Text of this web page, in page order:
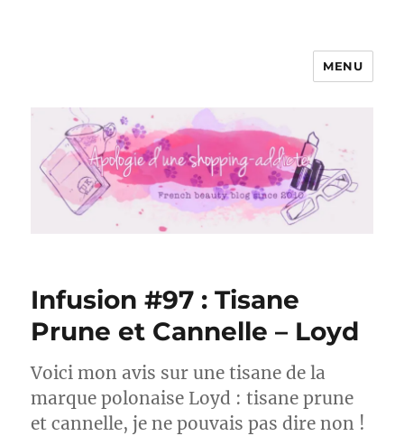
Apologie d'une Shopping-addicte
MENU
Infusion #97 : Tisane
Prune et Cannelle – Loyd
Voici mon avis sur une tisane de la
marque polonaise Loyd : tisane prune
et cannelle, je ne pouvais pas dire non !